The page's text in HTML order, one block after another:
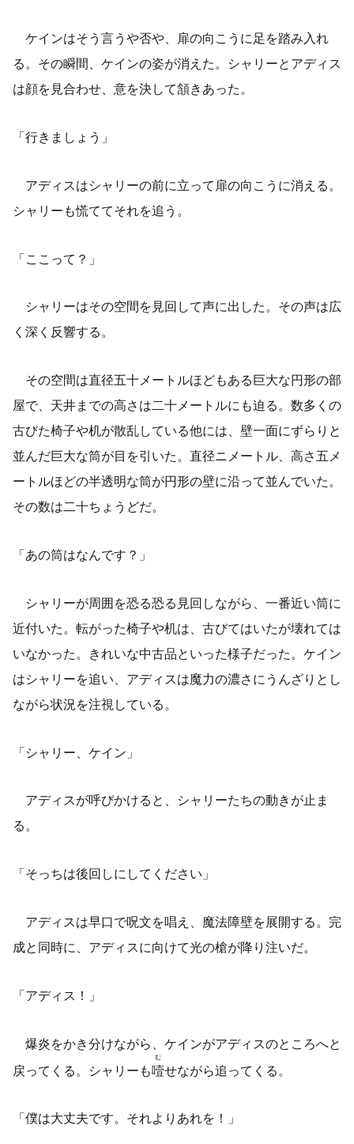
ケインはそう言うや否や、扉の向こうに足を踏み入れ
る。その瞬間、ケインの姿が消えた。シャリーとアディス
は顔を見合わせ、意を決して頷きあった。
「行きましょう」
アディスはシャリーの前に立って扉の向こうに消える。
シャリーも慌ててそれを追う。
「ここって？」
シャリーはその空間を見回して声に出した。その声は広
く深く反響する。
その空間は直径五十メートルほどもある巨大な円形の部
屋で、天井までの高さは二十メートルにも迫る。数多くの
古びた椅子や机が散乱している他には、壁一面にずらりと
並んだ巨大な筒が目を引いた。直径ニメートル、高さ五メ
ートルほどの半透明な筒が円形の壁に沿って並んでいた。
その数は二十ちょうどだ。
「あの筒はなんです？」
シャリーが周囲を恐る恐る見回しながら、一番近い筒に
近付いた。転がった椅子や机は、古びてはいたが壊れては
いなかった。きれいな中古品といった様子だった。ケイン
はシャリーを追い、アディスは魔力の濃さにうんざりとし
ながら状況を注視している。
「シャリー、ケイン」
アディスが呼びかけると、シャリーたちの動きが止ま
る。
「そっちは後回しにしてください」
アディスは早口で呪文を唱え、魔法障壁を展開する。完
成と同時に、アディスに向けて光の槍が降り注いだ。
「アディス！」
爆炎をかき分けながら、ケインがアディスのところへと
戻ってくる。シャリーも噎
む
せながら追ってくる。
「僕は大丈夫です。それよりあれを！」